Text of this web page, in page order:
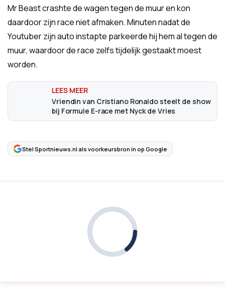
Mr Beast crashte de wagen tegen de muur en kon
daardoor zijn race niet afmaken. Minuten nadat de
Youtuber zijn auto instapte parkeerde hij hem al tegen de
muur, waardoor de race zelfs tijdelijk gestaakt moest
worden.
Vriendin van Cristiano Ronaldo steelt de show
bij Formule E-race met Nyck de Vries
Stel Sportnieuws.nl als voorkeursbron in op Google